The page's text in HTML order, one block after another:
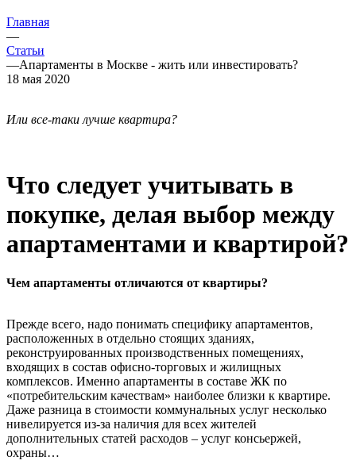
Главная
—
Статьи
—Апартаменты в Москве - жить или инвестировать?
18 мая 2020
Или все-таки лучше квартира?
Что следует учитывать в
покупке, делая выбор между
апартаментами и квартирой?
Чем апартаменты отличаются от квартиры?
Прежде всего, надо понимать специфику апартаментов,
расположенных в отдельно стоящих зданиях,
реконструированных производственных помещениях,
входящих в состав офисно-торговых и жилищных
комплексов. Именно апартаменты в составе ЖК по
«потребительским качествам» наиболее близки к квартире.
Даже разница в стоимости коммунальных услуг несколько
нивелируется из-за наличия для всех жителей
дополнительных статей расходов – услуг консьержей,
охраны…